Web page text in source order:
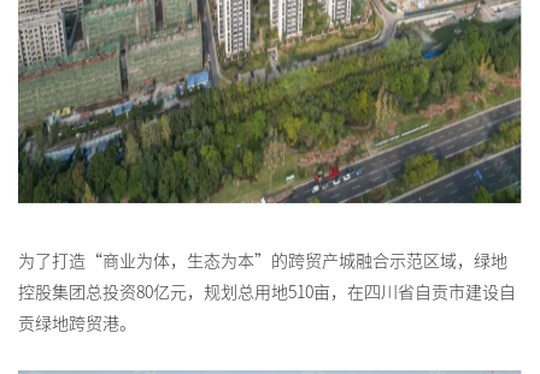
为了打造“商业为体，生态为本”的跨贸产城融合示范区域，绿地
控股集团总投资80亿元，规划总用地510亩，在四川省自贡市建设自
贡绿地跨贸港。